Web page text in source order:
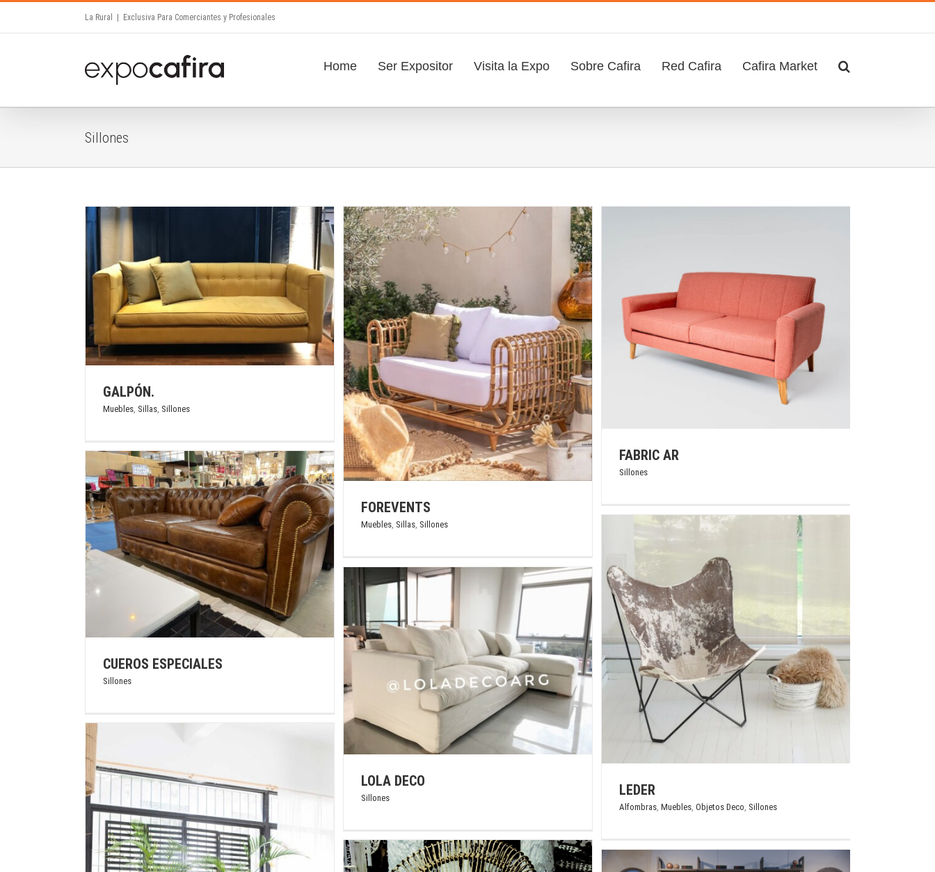
La Rural Exclusiva Para Comerciantes y Profesionales
Search
Home Ser Expositor Visita la Expo Sobre Cafira Red Cafira Cafira Market
Sillones
GALPÓN.
Muebles Sillas Sillones
Muebles Sillas Sillones
FOREVENTS
Muebles, Sillas, Sillones
FABRIC AR
FABRIC AR
Sillones
CUEROS ESPECIALES
Sillones
LEDER
Alfombras Muebles Objetos Deco Sillones
LEDER
Alfombras Muebles Objetos Deco Sillones
LOLA DECO
LOLA DECO
Sillones